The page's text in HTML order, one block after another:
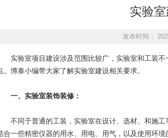
实验
发布时间：
实验室项目建设涉及范围比较广，实验室和工装不
。博泰小编带大家了解实验室建设相关要求。
一、实验室装饰装修 ：
不同于普通的工装，实验室在设计、选材、和施工
合一些精密仪器的用水、用电、用气，以及使用环